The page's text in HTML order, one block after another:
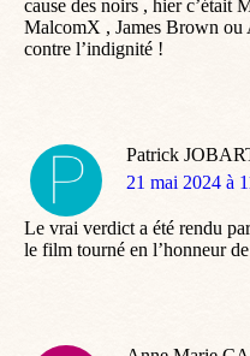
cause des noirs , hier c’était
MalcomX , James Brown
contre l’indignité !
Patrick
dit
21 mai 2024 à
Le vrai verdict a été rendu
le film tourné en l’honneur